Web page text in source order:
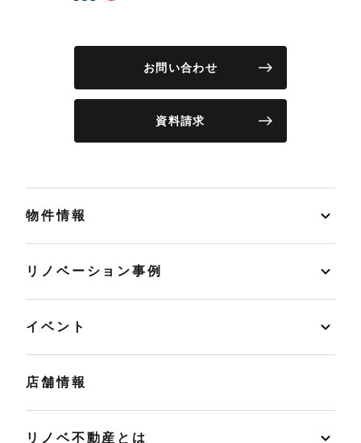
お問い合わせ
資料請求
物件情報
リノベーション事例
イベント
店舗情報
リノベ不動産とは